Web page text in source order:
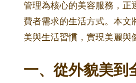
管理為核心的美容服務，正
費者需求的生活方式。本文
美與生活習慣，實現美麗與
一、從外貌美到